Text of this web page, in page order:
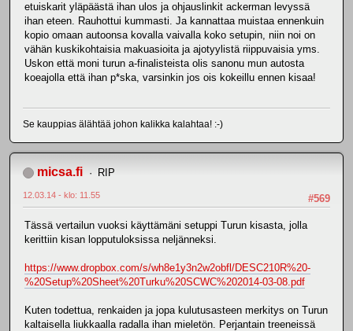
etuiskarit yläpäästä ihan ulos ja ohjauslinkit ackerman levyssä
ihan eteen. Rauhottui kummasti. Ja kannattaa muistaa ennenkuin
kopio omaan autoonsa kovalla vaivalla koko setupin, niin noi on
vähän kuskikohtaisia makuasioita ja ajotyylistä riippuvaisia yms.
Uskon että moni turun a-finalisteista olis sanonu mun autosta
koeajolla että ihan p*ska, varsinkin jos ois kokeillu ennen kisaa!
Se kauppias älähtää johon kalikka kalahtaa! :-)
micsa.fi RIP
#569
12.03.14 - klo: 11.55
Tässä vertailun vuoksi käyttämäni setuppi Turun kisasta, jolla
kerittiin kisan lopputuloksissa neljänneksi.
https://www.dropbox.com/s/wh8e1y3n2w2obfl/DESC210R%20-
%20Setup%20Sheet%20Turku%20SCWC%202014-03-08.pdf
Kuten todettua, renkaiden ja jopa kulutusasteen merkitys on Turun
kaltaisella liukkaalla radalla ihan mieletön. Perjantain treeneissä